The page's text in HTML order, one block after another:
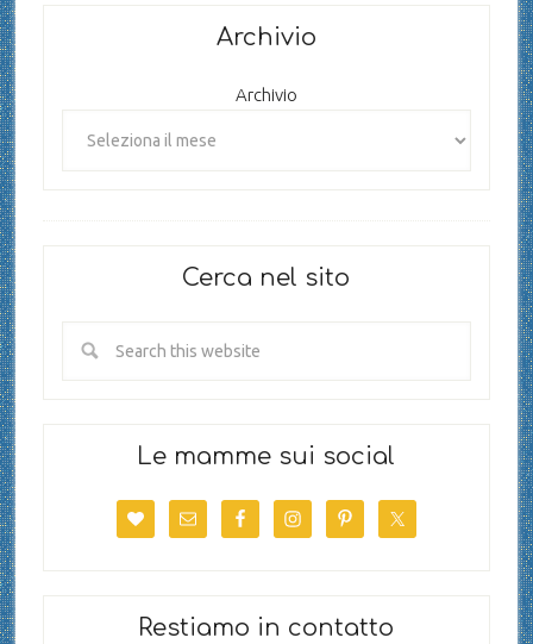
Archivio
Archivio
Cerca nel sito
Le mamme sui social
Restiamo in contatto